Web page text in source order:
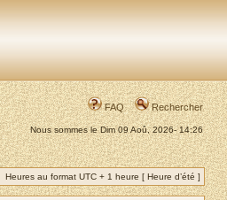
FAQ Rechercher
Nous sommes le Dim 09 Aoû, 2026- 14:26
Heures au format UTC + 1 heure [ Heure d’été ]